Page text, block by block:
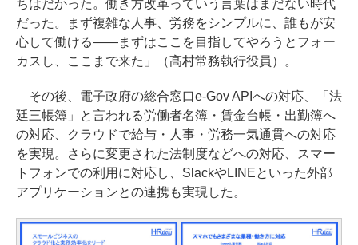
ちはだかった。働き方改革っていう言葉はまだない時代
だった。まず複雑な人事、労務をシンプルに、誰もが安
心して働ける――まずはここを目指してやろうとフォー
カスし、ここまで来た」（髙村常務執行役員）。
その後、電子政府の総合窓口e-Gov APIへの対応、「法
廷三帳簿」と言われる労働者名簿・賃金台帳・出勤簿へ
の対応、クラウドで給与・人事・労務一気通貫への対応
を実現。さらに変更された法制度などへの対応、スマー
トフォンでの利用に対応し、SlackやLINEといった外部
アプリケーションとの連携も実現した。